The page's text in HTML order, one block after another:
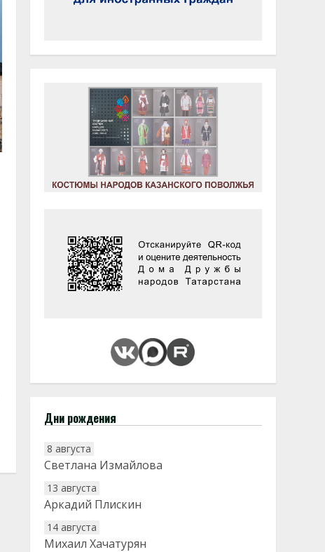
Дни рождения
8 августа
Светлана Измайлова
13 августа
Аркадий Плискин
14 августа
Михаил Хачатурян